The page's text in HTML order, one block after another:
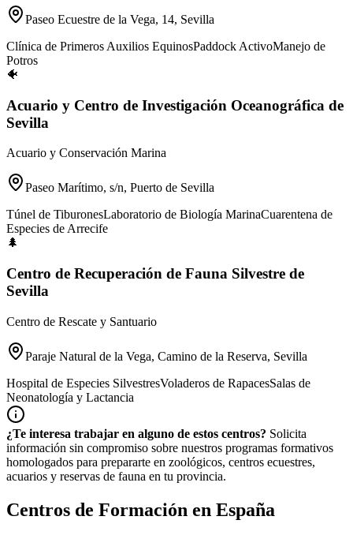
Paseo Ecuestre de la Vega, 14, Sevilla
Clínica de Primeros Auxilios EquinosPaddock ActivoManejo de
Potros
🐠
Acuario y Centro de Investigación Oceanográfica de
Sevilla
Acuario y Conservación Marina
Paseo Marítimo, s/n, Puerto de Sevilla
Túnel de TiburonesLaboratorio de Biología MarinaCuarentena de
Especies de Arrecife
🌲
Centro de Recuperación de Fauna Silvestre de
Sevilla
Centro de Rescate y Santuario
Paraje Natural de la Vega, Camino de la Reserva, Sevilla
Hospital de Especies SilvestresVoladeros de RapacesSalas de
Neonatología y Lactancia
¿Te interesa trabajar en alguno de estos centros? Solicita
información sin compromiso sobre nuestros programas formativos
homologados para prepararte en zoológicos, centros ecuestres,
acuarios y reservas de fauna en tu provincia.
Centros de Formación en España